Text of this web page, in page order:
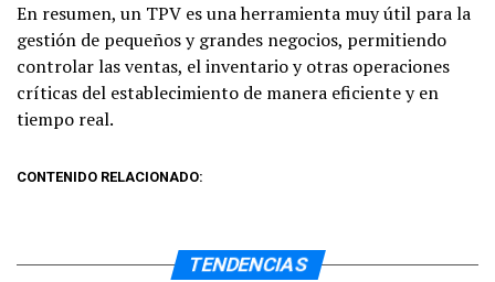
En resumen, un TPV es una herramienta muy útil para la
gestión de pequeños y grandes negocios, permitiendo
controlar las ventas, el inventario y otras operaciones
críticas del establecimiento de manera eficiente y en
tiempo real.
CONTENIDO RELACIONADO:
TENDENCIAS